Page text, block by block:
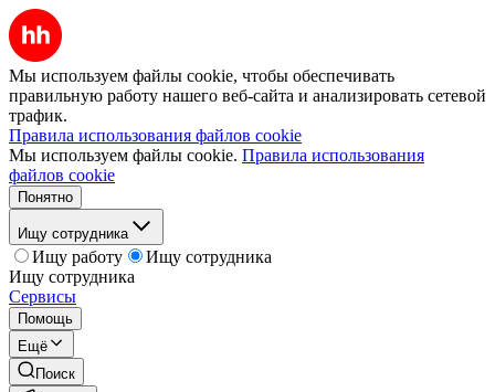
Мы используем файлы cookie, чтобы обеспечивать
правильную работу нашего веб-сайта и анализировать сетевой
трафик.
Правила использования файлов cookie
Мы используем файлы cookie. Правила использования
файлов cookie
Понятно
Ищу сотрудника
Ищу работу
Ищу сотрудника
Ищу сотрудника
Сервисы
Помощь
Ещё
Поиск